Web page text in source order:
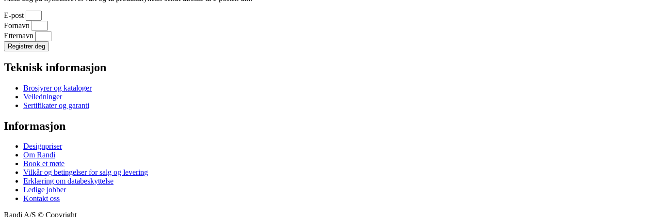
E-post
Fornavn
Etternavn
Registrer deg
Teknisk informasjon
Brosjyrer og kataloger
Veiledninger
Sertifikater og garanti
Informasjon
Designpriser
Om Randi
Book et møte
Vilkår og betingelser for salg og levering
Erklæring om databeskyttelse
Ledige jobber
Kontakt oss
Randi A/S © Copyright